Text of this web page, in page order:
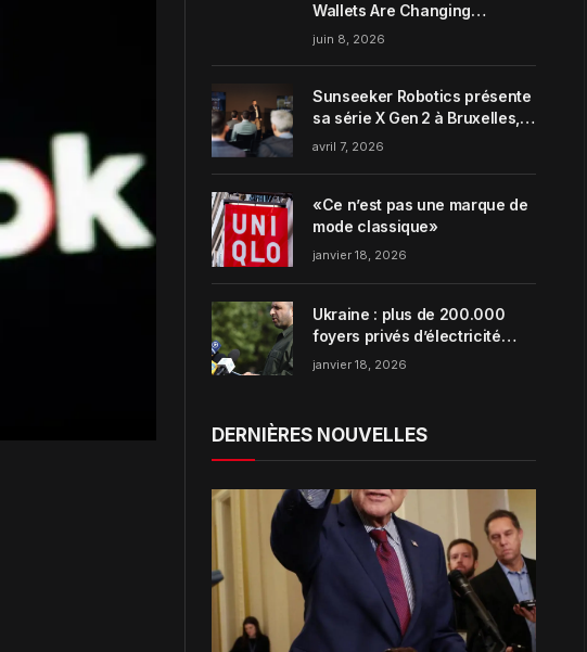
Wallets Are Changing
Everyday Money Habits in the
juin 8, 2026
Sunseeker Robotics présente
sa série X Gen 2 à Bruxelles,
incarnant parfaitement le
avril 7, 2026
«Ce n’est pas une marque de
mode classique»
janvier 18, 2026
Ukraine : plus de 200.000
foyers privés d’électricité
dans la région de Zaporijjia
janvier 18, 2026
DERNIÈRES NOUVELLES